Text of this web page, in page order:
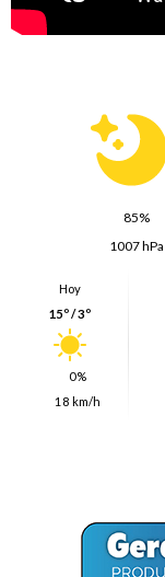
85%
1007 hPa
Hoy
15º / 3º
0%
18 km/h